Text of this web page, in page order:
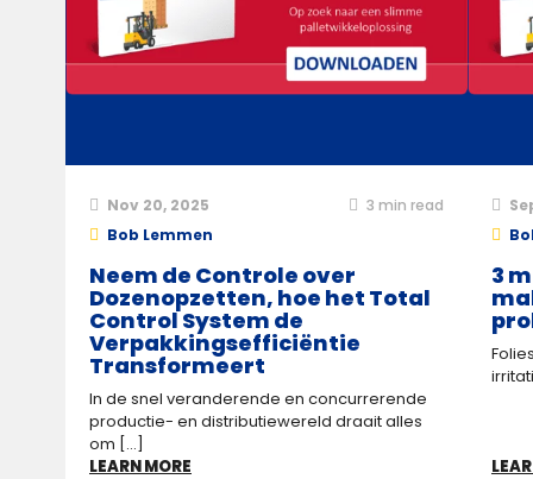
Nov 20, 2025 3 min read
Bob Lemmen
Neem de Controle over
Dozenopzetten, hoe het Total
Control System de
Verpakkings­efficiëntie
Transformeert
In de snel veranderende en concurrerende
productie- en distributiewereld draait alles
om [...]
LEARN MORE
3